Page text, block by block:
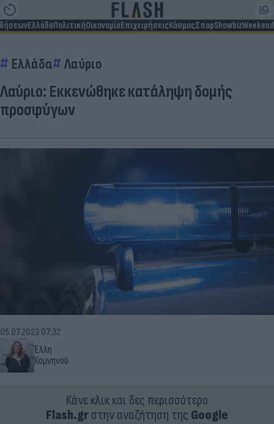
ΕλλάδαΠολιτικήΟικονομίαΕπιχειρήσειςΚόσμοςΣπορShowbizWeekend
Ελλάδα Λαύριο
Λαύριο: Εκκενώθηκε κατάληψη δομής
προσφύγων
Έλλη
Κομνηνού
05.07.2023 07:32
Κάνε κλικ και δες περισσότερο
Flash.grστην αναζήτηση της Google